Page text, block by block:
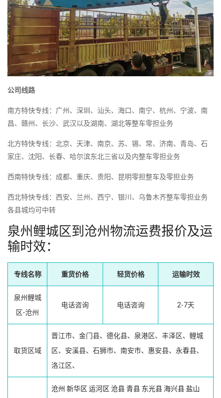
公司线路
南方特快专线：广州、深圳、汕头、海口、南宁、杭州、宁波、南
昌、赣州、长沙、武汉以及湖南、湖北等整车零担业务
北方特快专线：北京、天津、南京、苏、锡、常、济南、青岛、石
家庄、沈阳、长春、哈尔滨东北三省以及内整车零担业务
西南特快专线：成都、重庆、贵阳、昆明零担整车及零担业务
西北特快专线：西安、兰州、西宁、银川、乌鲁木齐整车零担业务
各县城均可中转
泉州鲤城区到沧州物流运费报价及运
输时效：
专线名称 重货价格 轻货价格 运输时效
泉州鲤城
区-沧州
电话咨询 电话咨询 2-7天
取货区域
晋江市、金门县、德化县、泉港区、丰泽区、鲤城
区、安溪县、石狮市、南安市、惠安县、永春县、
洛江区、
沧州 新华区 运河区 沧县青县 东光县海兴县盐山